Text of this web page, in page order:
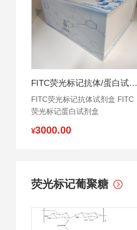
FITC荧光标记抗体/蛋白试剂盒 (10~100 mg标记量)
FITC荧光标记抗体试剂盒 FITC
荧光标记蛋白试剂盒
¥3000.00
荧光标记葡聚糖